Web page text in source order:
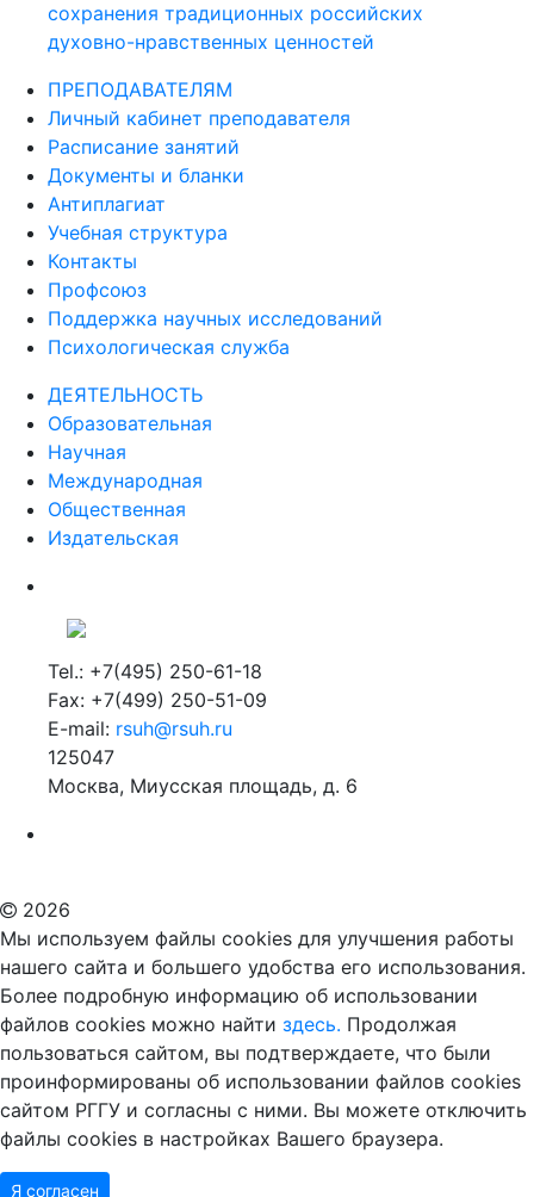
сохранения традиционных российских
духовно-нравственных ценностей
ПРЕПОДАВАТЕЛЯМ
Личный кабинет преподавателя
Расписание занятий
Документы и бланки
Антиплагиат
Учебная структура
Контакты
Профсоюз
Поддержка научных исследований
Психологическая служба
ДЕЯТЕЛЬНОСТЬ
Образовательная
Научная
Международная
Общественная
Издательская
Tel.: +7(495) 250-61-18
Fax: +7(499) 250-51-09
E-mail: rsuh@rsuh.ru
125047
Москва, Миусская площадь, д. 6
2026
Мы используем файлы cookies для улучшения работы
нашего сайта и большего удобства его использования.
Более подробную информацию об использовании
файлов cookies можно найти здесь. Продолжая
пользоваться сайтом, вы подтверждаете, что были
проинформированы об использовании файлов cookies
сайтом РГГУ и согласны с ними. Вы можете отключить
файлы cookies в настройках Вашего браузера.
Я согласен